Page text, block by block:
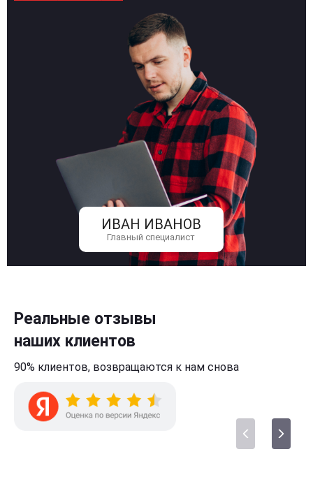
ИВАН ИВАНОВ
Главный специалист
Реальные отзывы
наших клиентов
90% клиентов, возвращаются к нам снова